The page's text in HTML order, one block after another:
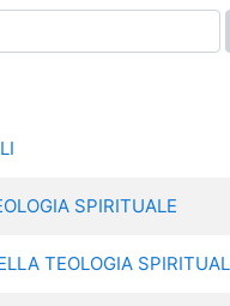
SPIRITUALE
TEOLOGIA